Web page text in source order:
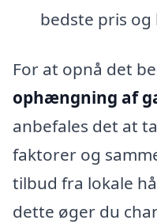
bedste pris og
For at opnå det
ophængning af
anbefales det at
faktorer og
tilbud fra lokale
dette øger du